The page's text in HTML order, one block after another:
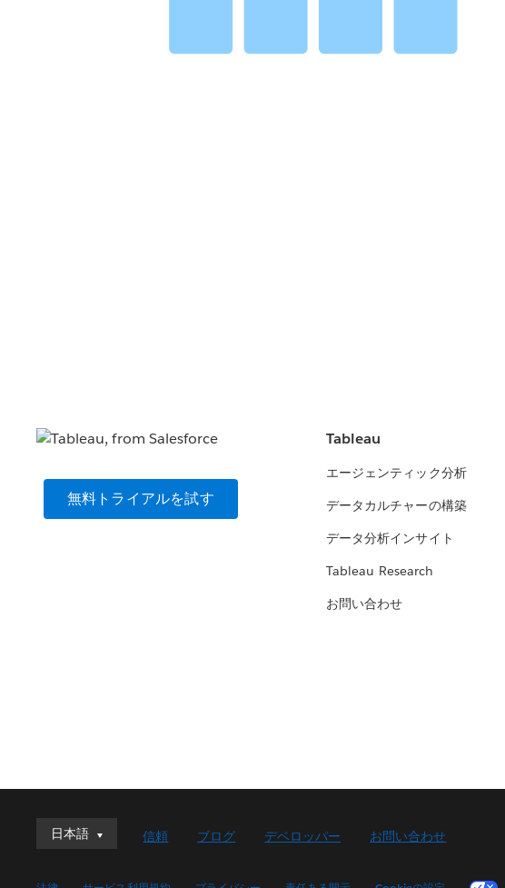
無料トライアルを試す
Tableau
エージェンティック分析
データカルチャーの構築
データ分析インサイト
Tableau Research
お問い合わせ
日本語
日本語
English (UK)
信頼 ブログ デベロッパー お問い合わせ